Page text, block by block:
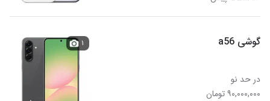
گوشی a56
در حد نو
۹۰,۰۰۰,۰۰۰ تومان
۱